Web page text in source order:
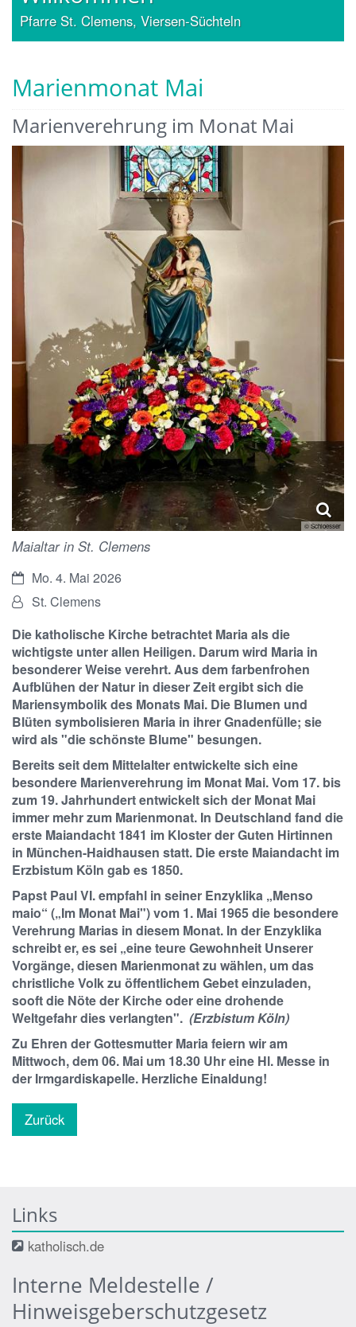
Pfarre St. Clemens, Viersen-Süchteln
Marienmonat Mai
Marienverehrung im Monat Mai
© Schloesser
Maialtar in St. Clemens
Datum:Mo. 4. Mai 2026
Von:St. Clemens
Die katholische Kirche betrachtet Maria als die
wichtigste unter allen Heiligen. Darum wird Maria in
besonderer Weise verehrt. Aus dem farbenfrohen
Aufblühen der Natur in dieser Zeit ergibt sich die
Mariensymbolik des Monats Mai. Die Blumen und
Blüten symbolisieren Maria in ihrer Gnadenfülle; sie
wird als "die schönste Blume" besungen.
Bereits seit dem Mittelalter entwickelte sich eine
besondere Marienverehrung im Monat Mai. Vom 17. bis
zum 19. Jahrhundert entwickelt sich der Monat Mai
immer mehr zum Marienmonat. In Deutschland fand die
erste Maiandacht 1841 im Kloster der Guten Hirtinnen
in München-Haidhausen statt. Die erste Maiandacht im
Erzbistum Köln gab es 1850.
Papst Paul VI. empfahl in seiner Enzyklika „Menso
maio“ („Im Monat Mai") vom 1. Mai 1965 die besondere
Verehrung Marias in diesem Monat. In der Enzyklika
schreibt er, es sei „eine teure Gewohnheit Unserer
Vorgänge, diesen Marienmonat zu wählen, um das
christliche Volk zu öffentlichem Gebet einzuladen,
sooft die Nöte der Kirche oder eine drohende
Weltgefahr dies verlangten". (Erzbistum Köln)
Zu Ehren der Gottesmutter Maria feiern wir am
Mittwoch, dem 06. Mai um 18.30 Uhr eine Hl. Messe in
der Irmgardiskapelle. Herzliche Einaldung!
Zurück
Links
katholisch.de
Interne Meldestelle /
Hinweisgeberschutzgesetz